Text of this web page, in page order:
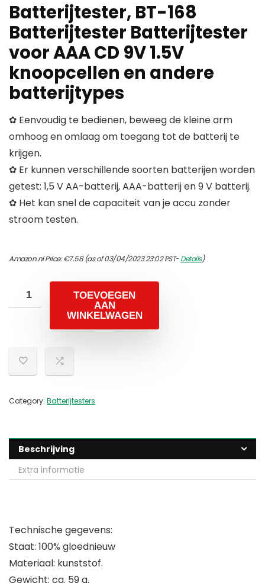
Batterijtester, BT-168
Batterijtester Batterijtester
voor AAA CD 9V 1.5V
knoopcellen en andere
batterijtypes
✿ Eenvoudig te bedienen, beweeg de kleine arm
omhoog en omlaag om toegang tot de batterij te
krijgen.
✿ Er kunnen verschillende soorten batterijen worden
getest: 1,5 V AA-batterij, AAA-batterij en 9 V batterij.
✿ Het kan snel de capaciteit van je accu zonder
stroom testen.
Amazon.nl Price:€7.58(as of 03/04/2023 23:02 PST-Details)
TOEVOEGEN
AAN
WINKELWAGEN
Category: Batterijtesters
Beschrijving
Extra informatie
Technische gegevens:
Staat: 100% gloednieuw
Materiaal: kunststof.
Gewicht: ca. 59 g.